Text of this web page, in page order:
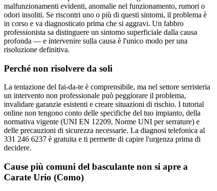
malfunzionamenti evidenti, anomalie nel funzionamento, rumori o
odori insoliti. Se riscontri uno o più di questi sintomi, il problema è
in corso e va diagnosticato prima che si aggravi. Un fabbro
professionista sa distinguere un sintomo superficiale dalla causa
profonda — e intervenire sulla causa è l'unico modo per una
risoluzione definitiva.
Perché non risolvere da soli
La tentazione del fai-da-te è comprensibile, ma nel settore serristeria
un intervento non professionale può peggiorare il problema,
invalidare garanzie esistenti e creare situazioni di rischio. I tutorial
online non tengono conto delle specifiche del tuo impianto, della
normativa vigente (UNI EN 12209, Norme UNI per serrature) e
delle precauzioni di sicurezza necessarie. La diagnosi telefonica al
331 246 6237 è gratuita e ti permette di capire l'urgenza prima di
decidere.
Cause più comuni del basculante non si apre a
Carate Urio (Como)